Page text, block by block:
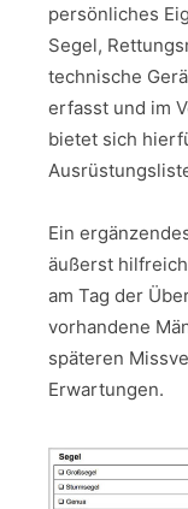
persönliches
Segel,
technische
erfasst und im
bietet sich
Ein
äußerst
am Tag der
vorhandene
späteren
Erwartungen.